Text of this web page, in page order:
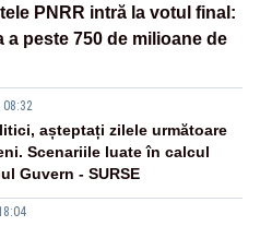
PNRR intră la votul final:
a peste 750 de milioane de
08:32
așteptați zilele următoare
Scenariile luate în calcul
Guvern - SURSE